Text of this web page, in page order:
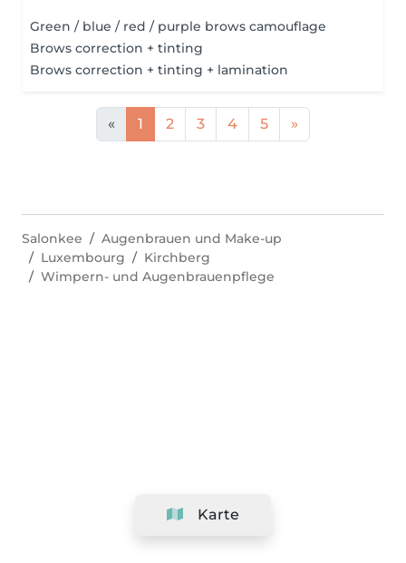
Green / blue / red / purple brows camouflage
Brows correction + tinting
Brows correction + tinting + lamination
« 1 2 3 4 5 »
Karte
Salonkee
Augenbrauen und Make-up
Luxembourg
Kirchberg
Wimpern- und Augenbrauenpflege